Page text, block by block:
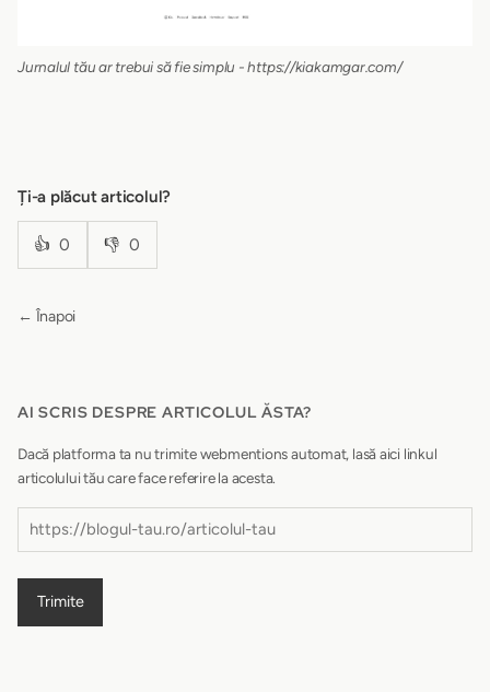
Jurnalul tău ar trebui să fie simplu - https://kiakamgar.com/
Ți-a plăcut articolul?
👍 0 👎 0
← Înapoi
AI SCRIS DESPRE ARTICOLUL ĂSTA?
Dacă platforma ta nu trimite webmentions automat, lasă aici linkul
articolului tău care face referire la acesta.
Trimite